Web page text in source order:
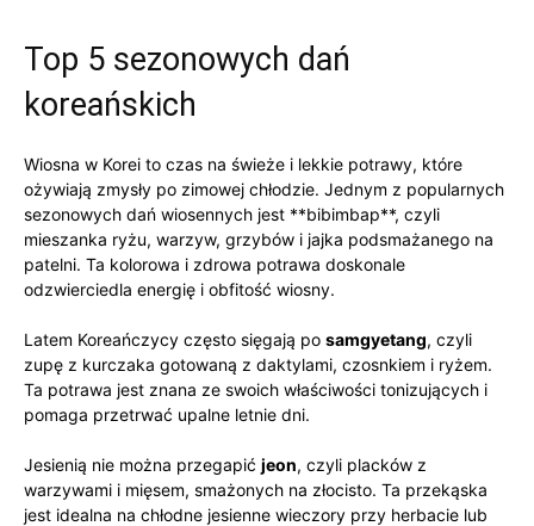
Top 5 sezonowych dań
koreańskich
Wiosna w Korei to czas na świeże i lekkie potrawy, które
ożywiają zmysły ‌po zimowej chłodzie. Jednym z ​popularnych
sezonowych dań ⁢wiosennych jest **bibimbap**, czyli
‌mieszanka ryżu,⁢ warzyw,⁢ grzybów‌ i jajka ⁤podsmażanego na
patelni. Ta kolorowa i zdrowa potrawa‍ doskonale
odzwierciedla⁣ energię⁢ i obfitość wiosny.
Latem Koreańczycy często sięgają po samgyetang, czyli
zupę z ⁣kurczaka gotowaną z ⁣daktylami, czosnkiem ‍i​ ryżem.
Ta potrawa jest ⁣znana ze swoich właściwości tonizujących i
pomaga przetrwać⁤ upalne‌ letnie‌ dni.
Jesienią nie można przegapić jeon, czyli placków z
warzywami i mięsem, smażonych na ⁤złocisto. Ta⁣ przekąska⁢
jest idealna na⁢ chłodne‍ jesienne wieczory ‌przy herbacie‌ lub